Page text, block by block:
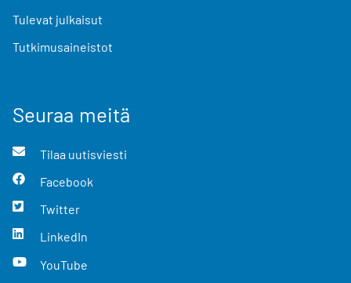
Tulevat julkaisut
Tutkimusaineistot
Seuraa meitä
Tilaa uutisviesti
Facebook
Twitter
LinkedIn
YouTube